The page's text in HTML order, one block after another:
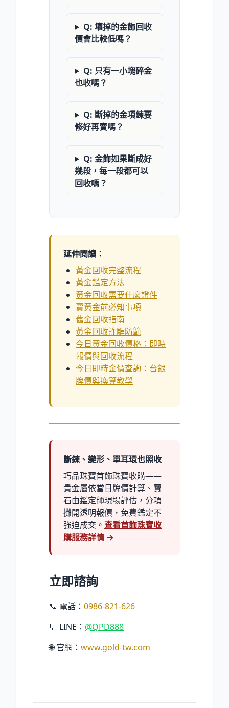
Q: 壞掉的金飾回收
價會比較低嗎？
Q: 只有一小塊碎金
也收嗎？
Q: 斷掉的金項鍊要
修好再賣嗎？
Q: 金飾如果斷成好
幾段，每一段都可以
回收嗎？
延伸閱讀：
黃金回收完整流程
黃金鑑定方法
黃金回收需要什麼證件
賣黃金前必知事項
舊金回收指南
黃金回收詐騙防範
今日黃金回收價格：即時
報價與回收流程
今日即時金價查詢：台銀
牌價與換算教學
斷鍊、變形、單耳環也照收
巧品珠寶首飾珠寶收購——
貴金屬依當日牌價計算、寶
石由鑑定師現場評估，分項
攤開透明報價，免費鑑定不
強迫成交。 查看首飾珠寶收
購服務詳情 →
立即諮詢
📞 電話： 0986-821-626
💬 LINE： @QPD888
🌐 官網： www.gold-tw.com